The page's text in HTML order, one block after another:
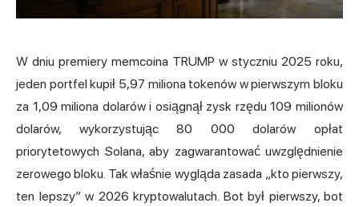
W dniu premiery memcoina TRUMP w styczniu 2025 roku,
jeden portfel kupił 5,97 miliona tokenów w pierwszym bloku
za 1,09 miliona dolarów i osiągnął zysk rzędu 109 milionów
dolarów, wykorzystując 80 000 dolarów opłat
priorytetowych Solana, aby zagwarantować uwzględnienie
zerowego bloku. Tak właśnie wygląda zasada „kto pierwszy,
ten lepszy” w 2026 kryptowalutach. Bot był pierwszy, bot